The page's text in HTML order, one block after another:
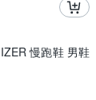
慢跑鞋 男鞋